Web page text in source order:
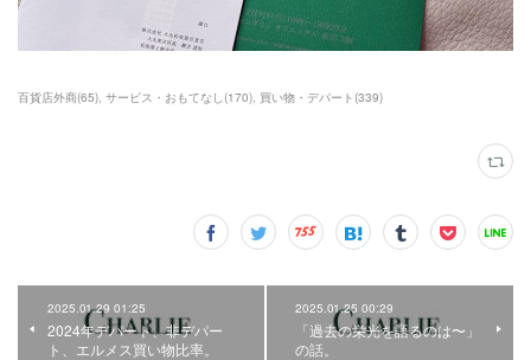
百貨店外商(65) サービス・おもてなし(170) 買い物・デパート(339)
2025.01.29 01:25
2024年デパート、非デパー
ト、エルメス買い物比率。
2025.01.25 00:29
「過去の栄光を語るのは〜」
の話。